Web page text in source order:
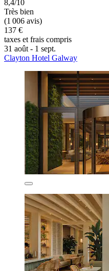
8,4/10
Très bien
(1 006 avis)
137 €
taxes et frais compris
31 août - 1 sept.
Clayton Hotel Galway